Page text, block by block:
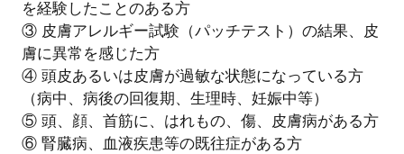
を経験したことのある方
③ 皮膚アレルギー試験（パッチテスト）の結果、皮
膚に異常を感じた方
④ 頭皮あるいは皮膚が過敏な状態になっている方
（病中、病後の回復期、生理時、妊娠中等）
⑤ 頭、顔、首筋に、はれもの、傷、皮膚病がある方
⑥ 腎臓病、血液疾患等の既往症がある方